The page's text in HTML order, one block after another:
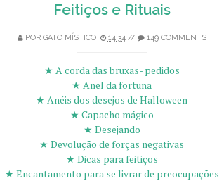
Feitiços e Rituais
POR GATO MÍSTICO 14:34// 149 COMMENTS
★ A corda das bruxas- pedidos
★ Anel da fortuna
★ Anéis dos desejos de Halloween
★ Capacho mágico
★ Desejando
★ Devolução de forças negativas
★ Dicas para feitiços
★ Encantamento para se livrar de preocupações